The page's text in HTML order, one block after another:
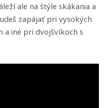
ale na štýle skákania a
zapájať pri vysokých
a iné pri dvojšvíkoch s